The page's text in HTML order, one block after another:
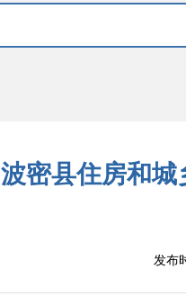
波密县住房和城
发布